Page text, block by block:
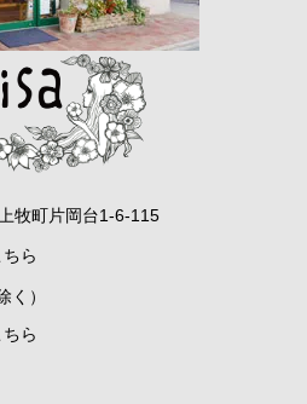
牧町片岡台1-6-115
ら
）
ら